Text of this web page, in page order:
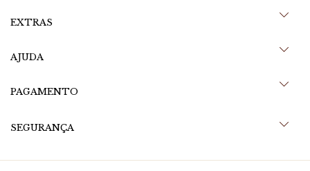
EXTRAS
AJUDA
PAGAMENTO
SEGURANÇA